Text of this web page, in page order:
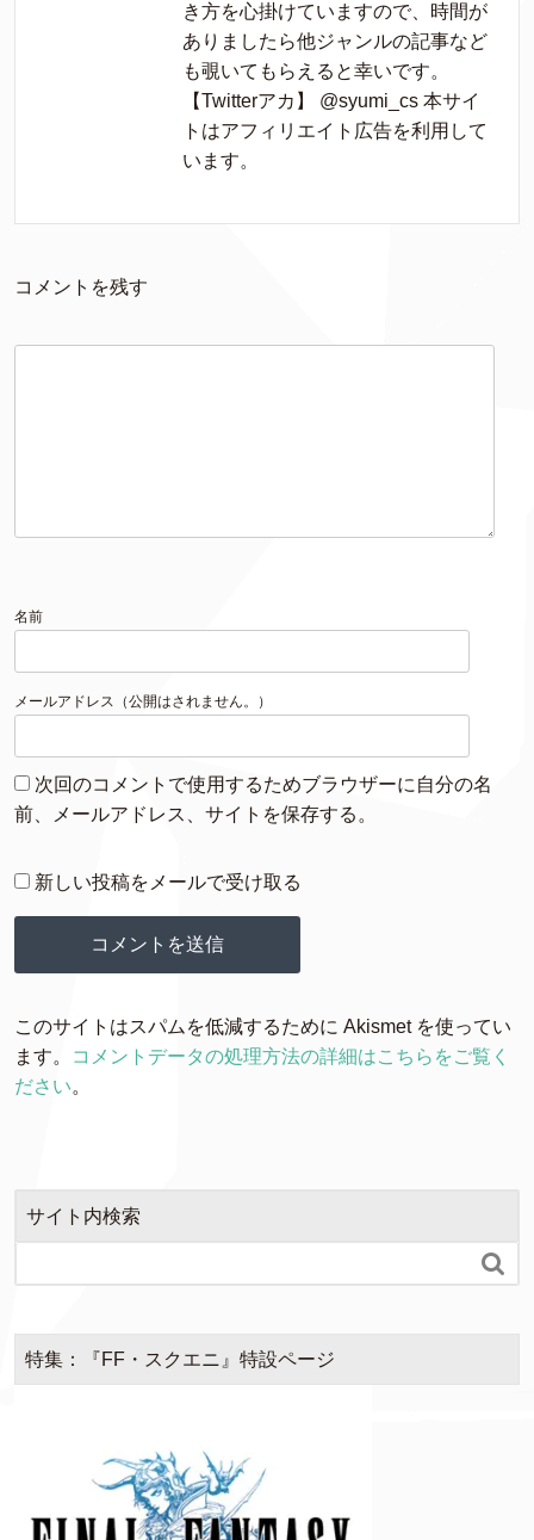
き方を心掛けていますので、時間が
ありましたら他ジャンルの記事など
も覗いてもらえると幸いです。
【Twitterアカ】 @syumi_cs 本サイ
トはアフィリエイト広告を利用して
います。
コメントを残す
名前
メールアドレス（公開はされません。）
次回のコメントで使用するためブラウザーに自分の名
前、メールアドレス、サイトを保存する。
新しい投稿をメールで受け取る
このサイトはスパムを低減するために Akismet を使ってい
ます。
コメントデータの処理方法の詳細はこちらをご覧く
ださい。
サイト内検索

特集：『FF・スクエニ』特設ページ